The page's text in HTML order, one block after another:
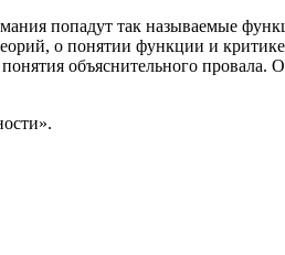
попадут так называемые
о понятии функции и
объяснительного провала.